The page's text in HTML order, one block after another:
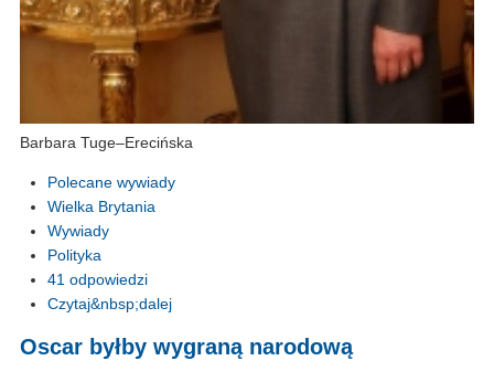
Barbara Tuge–Erecińska
Polecane wywiady
Wielka Brytania
Wywiady
Polityka
41 odpowiedzi
Czytaj&nbsp;dalej
Oscar byłby wygraną narodową